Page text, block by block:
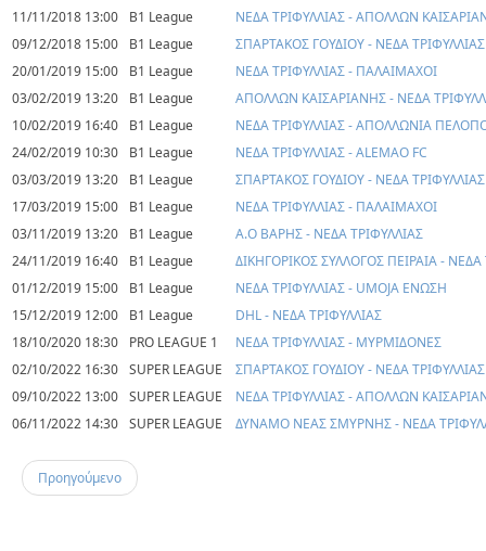
11/11/2018 13:00
B1 League
ΝΕΔΑ ΤΡΙΦΥΛΛΙΑΣ - ΑΠΟΛΛΩΝ
09/12/2018 15:00
B1 League
ΣΠΑΡΤΑΚΟΣ ΓΟΥΔΙΟΥ - ΝΕΔΑ ΤΡΙΦΥΛΛΙΑΣ
20/01/2019 15:00
B1 League
ΝΕΔΑ ΤΡΙΦΥΛΛΙΑΣ - ΠΑΛΑΙΜΑΧΟΙ
03/02/2019 13:20
B1 League
ΑΠΟΛΛΩΝ ΚΑΙΣΑΡΙΑΝΗΣ - ΝΕΔΑ
10/02/2019 16:40
B1 League
ΝΕΔΑ ΤΡΙΦΥΛΛΙΑΣ - ΑΠΟΛΛΩΝΙΑ
24/02/2019 10:30
B1 League
ΝΕΔΑ ΤΡΙΦΥΛΛΙΑΣ - ALEMAO FC
03/03/2019 13:20
B1 League
ΣΠΑΡΤΑΚΟΣ ΓΟΥΔΙΟΥ - ΝΕΔΑ ΤΡΙΦΥΛΛΙΑΣ
17/03/2019 15:00
B1 League
ΝΕΔΑ ΤΡΙΦΥΛΛΙΑΣ - ΠΑΛΑΙΜΑΧΟΙ
03/11/2019 13:20
B1 League
Α.Ο ΒΑΡΗΣ - ΝΕΔΑ ΤΡΙΦΥΛΛΙΑΣ
24/11/2019 16:40
B1 League
ΔΙΚΗΓΟΡΙΚΟΣ ΣΥΛΛΟΓΟΣ ΠΕΙΡΑΙΑ - ΝΕΔΑ
01/12/2019 15:00
B1 League
ΝΕΔΑ ΤΡΙΦΥΛΛΙΑΣ - UMOJA ΕΝΩΣΗ
15/12/2019 12:00
B1 League
DHL - ΝΕΔΑ ΤΡΙΦΥΛΛΙΑΣ
18/10/2020 18:30
PRO LEAGUE 1
ΝΕΔΑ ΤΡΙΦΥΛΛΙΑΣ - ΜΥΡΜΙΔΟΝΕΣ
02/10/2022 16:30 SUPER LEAGUE
ΣΠΑΡΤΑΚΟΣ ΓΟΥΔΙΟΥ - ΝΕΔΑ ΤΡΙΦΥΛΛΙΑΣ
09/10/2022 13:00 SUPER LEAGUE
ΝΕΔΑ ΤΡΙΦΥΛΛΙΑΣ - ΑΠΟΛΛΩΝ
06/11/2022 14:30 SUPER LEAGUE ΔΥΝΑΜΟ ΝΕΑΣ ΣΜΥΡΝΗΣ - ΝΕΔΑ
Προηγούμενο